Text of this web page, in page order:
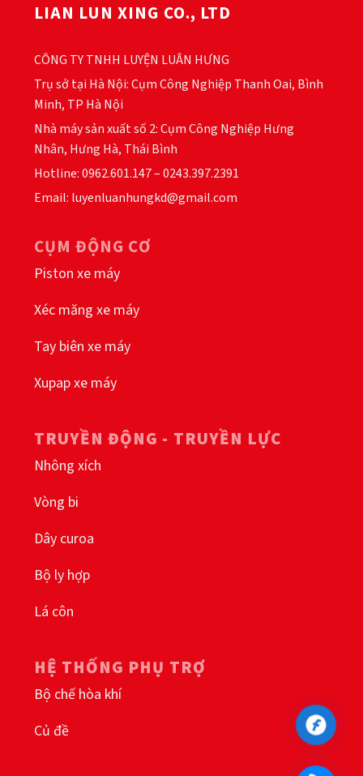
chọn
trên
trang
phẩm
có
chọn
trên
phẩm
LIAN LUN XING CO., LTD
CÔNG TY TNHH LUYỆN LUÂN HƯNG
Trụ sở tại Hà Nội: Cụm Công Nghiệp Thanh Oai, Bình
Minh, TP Hà Nội
Nhà máy sản xuất số 2: Cụm Công Nghiệp Hưng
Nhân, Hưng Hà, Thái Bình
Hotline: 0962.601.147 – 0243.397.2391
Email: luyenluanhungkd@gmail.com
CỤM ĐỘNG CƠ
Piston xe máy
Xéc măng xe máy
Tay biên xe máy
Xupap xe máy
TRUYỀN ĐỘNG - TRUYỀN LỰC
Nhông xích
Vòng bi
Dây curoa
Bộ ly hợp
Lá côn
HỆ THỐNG PHỤ TRỢ
Bộ chế hòa khí
Củ đề